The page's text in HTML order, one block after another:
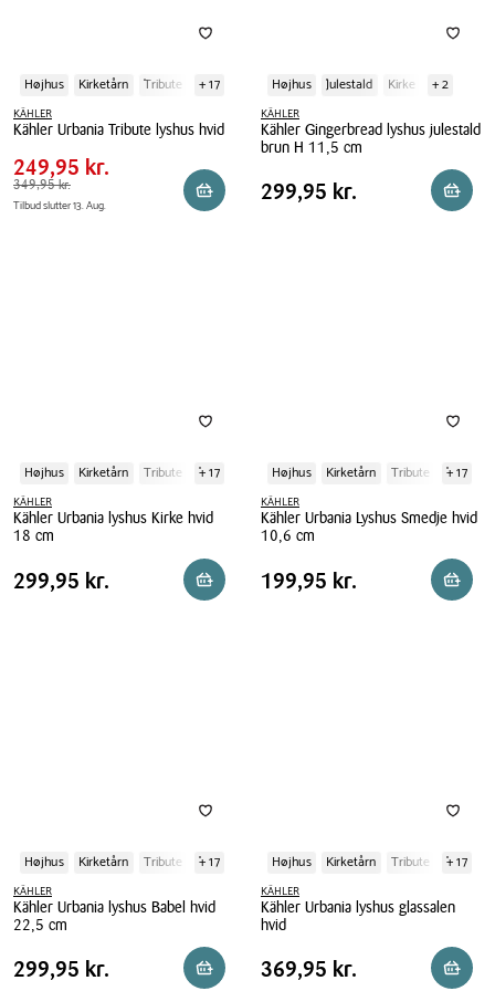
Højhus Kirketårn Tribute + 17
KÄHLER
Kähler Urbania Tribute lyshus hvid
Kähler
Urbania
Tribute
Pris
Pris
249,95 kr.
Spar
100,00 kr.
Førpris
249,95 kr.
349,95 kr.
Tilbud slutter 13. Aug. Reservér i butik
Højhus Julestald Kirke + 2
KÄHLER
Kähler Gingerbread lyshus julestald
brun H 11,5 cm
Kähler
Gingerbread
Pris
Pris 299,95 kr.
299,95 kr.
Højhus Kirketårn Tribute + 17
KÄHLER
Kähler Urbania lyshus Kirke hvid
18 cm
Kähler
Urbania
Pris
Pris 299,95 kr.
299,95 kr. Reservér i butik
Højhus Kirketårn Tribute + 17
KÄHLER
Kähler Urbania Lyshus Smedje hvid
10,6 cm
Kähler
Urbania
Pris
Pris 199,95 kr.
199,95 kr.
Højhus Kirketårn Tribute + 17
KÄHLER
Kähler Urbania lyshus Babel hvid
22,5 cm
Kähler
Urbania
Pris
Pris 299,95 kr.
299,95 kr. Reservér i butik
Højhus Kirketårn Tribute + 17
KÄHLER
Kähler Urbania lyshus glassalen
hvid
Kähler
Urbania
Pris
Pris 369,95 kr.
369,95 kr.